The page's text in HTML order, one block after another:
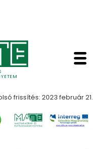
frissítés: 2023 február 21.